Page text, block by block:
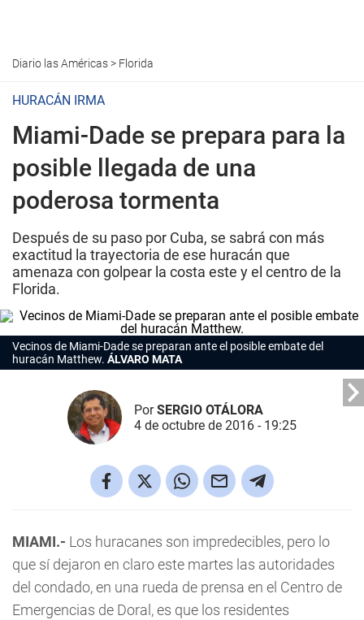
Diario las Américas> Florida
HURACÁN IRMA
Miami-Dade se prepara para la
posible llegada de una
poderosa tormenta
Después de su paso por Cuba, se sabrá con más
exactitud la trayectoria de ese huracán que
amenaza con golpear la costa este y el centro de la
Florida.
Vecinos de Miami-Dade se preparan ante el posible embate del
huracán Matthew. ÁLVARO MATA
PorSERGIO OTÁLORA
4 de octubre de 2016 - 19:25
MIAMI.- Los huracanes son impredecibles, pero lo
que sí dejaron en claro este martes las autoridades
del condado, en una rueda de prensa en el Centro de
Emergencias de Doral, es que los residentes